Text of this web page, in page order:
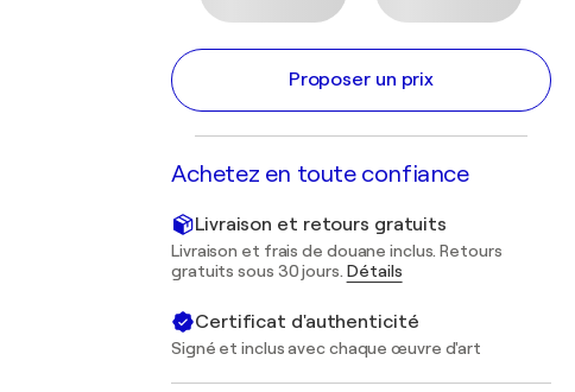
Proposer un prix
Achetez en toute confiance
Livraison et retours gratuits
Livraison et frais de douane inclus. Retours
gratuits sous 30 jours. Détails
Certificat d'authenticité
Signé et inclus avec chaque œuvre d'art